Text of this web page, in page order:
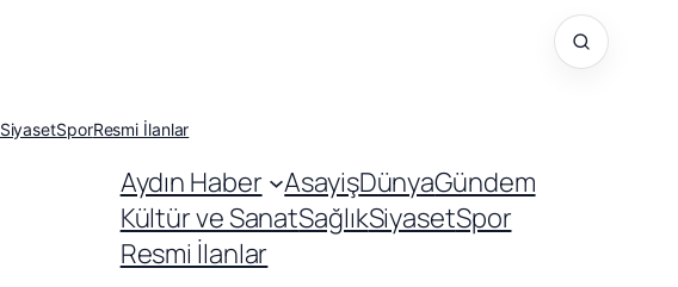
SiyasetSporResmi İlanlar
Aydın Haber AsayişDünyaGündem
Kültür ve SanatSağlıkSiyasetSpor
Resmi İlanlar